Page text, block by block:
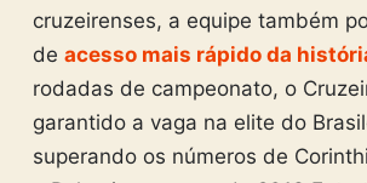
cruzeirenses, a equipe também
de acesso mais rápido da
rodadas de campeonato, o
garantido a vaga na elite do
superando os números de